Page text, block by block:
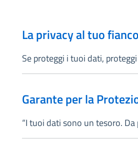
La privacy al tuo fianco
Se proteggi i tuoi dati,
Garante per la
“I tuoi dati sono un tesoro.